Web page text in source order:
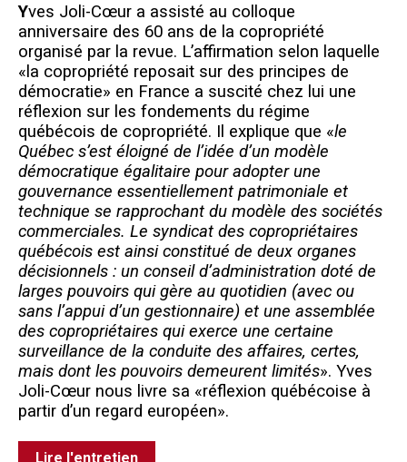
Yves Joli-Cœur a assisté au colloque
anniversaire des 60 ans de la copropriété
organisé par la revue. L’affirmation selon laquelle
«la copropriété reposait sur des principes de
démocratie» en France a suscité chez lui une
réflexion sur les fondements du régime
québécois de copropriété. Il explique que «le
Québec s’est éloigné de l’idée d’un modèle
démocratique égalitaire pour adopter une
gouvernance essentiellement patrimoniale et
technique se rapprochant du modèle des sociétés
commerciales. Le syndicat des copropriétaires
québécois est ainsi constitué de deux organes
décisionnels : un conseil d’administration doté de
larges pouvoirs qui gère au quotidien (avec ou
sans l’appui d’un gestionnaire) et une assemblée
des copropriétaires qui exerce une certaine
surveillance de la conduite des affaires, certes,
mais dont les pouvoirs demeurent limités». Yves
Joli-Cœur nous livre sa «réflexion québécoise à
partir d’un regard européen».
Lire l'entretien